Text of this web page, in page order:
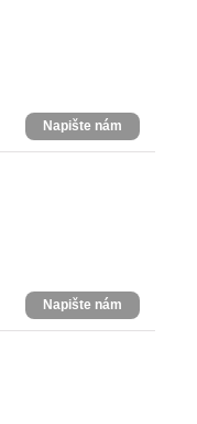
Napište nám
Napište nám